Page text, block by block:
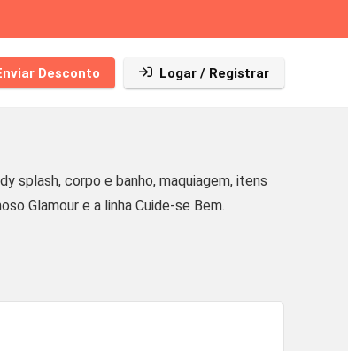
Desconto Logar / Registrar
splash, corpo e banho, maquiagem, itens
Glamour e a linha Cuide-se Bem.